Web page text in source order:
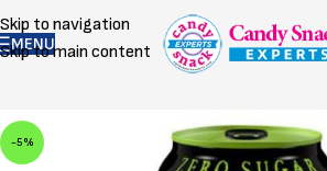
Skip to navigation
Skip to main content
MENU
-5%